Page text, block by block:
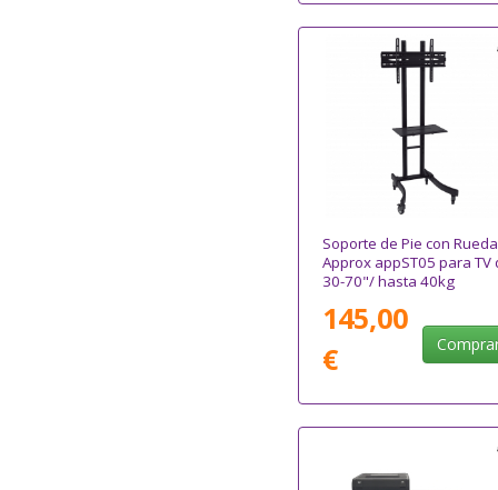
Soporte de Pie con
Approx appST05 para TV
30-70"/ hasta 40kg
145,00
€